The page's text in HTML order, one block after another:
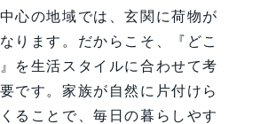
心の地域では、玄関に荷物が
ります。だからこそ、『どこ
を生活スタイルに合わせて考
です。家族が自然に片付けら
ることで、毎日の暮らしやす